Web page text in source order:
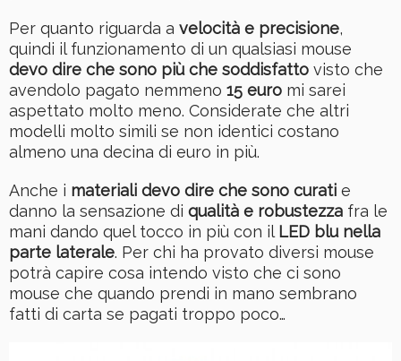
Per quanto riguarda a velocità e precisione,
quindi il funzionamento di un qualsiasi mouse
devo dire che sono più che soddisfatto visto che
avendolo pagato nemmeno 15 euro mi sarei
aspettato molto meno. Considerate che altri
modelli molto simili se non identici costano
almeno una decina di euro in più.
Anche i materiali devo dire che sono curati e
danno la sensazione di qualità e robustezza fra le
mani dando quel tocco in più con il LED blu nella
parte laterale. Per chi ha provato diversi mouse
potrà capire cosa intendo visto che ci sono
mouse che quando prendi in mano sembrano
fatti di carta se pagati troppo poco…